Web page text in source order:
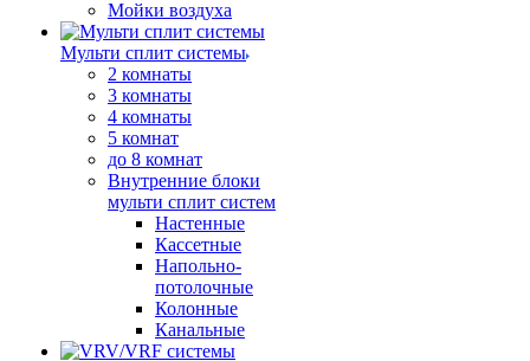
Мойки воздуха
Мульти сплит системы
2 комнаты
3 комнаты
4 комнаты
5 комнат
до 8 комнат
Внутренние блоки
мульти сплит систем
Настенные
Кассетные
Напольно-
потолочные
Колонные
Канальные